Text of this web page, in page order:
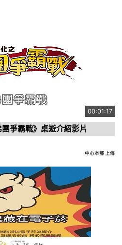
00:01:17
爭霸戰》桌遊介紹影片
中心本部 上傳